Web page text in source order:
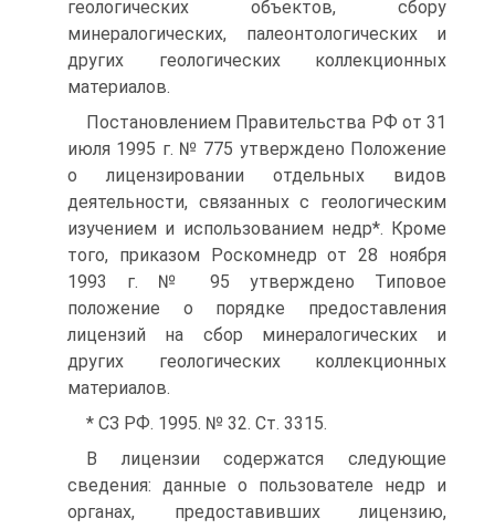
геологических объектов, сбору
минералогических, палеонтологических и
других геологических коллекционных
материалов.
Постановлением Правительства РФ от 31
июля 1995 г. № 775 утверждено Положение
о лицензировании отдельных видов
деятельности, связанных с геологическим
изучением и использованием недр*. Кроме
того, приказом Роскомнедр от 28 ноября
1993 г. № 95 утверждено Типовое
положение о порядке предоставления
лицензий на сбор минералогических и
других геологических коллекционных
материалов.
* СЗ РФ. 1995. № 32. Ст. 3315.
В лицензии содержатся следующие
сведения: данные о пользователе недр и
органах, предоставивших лицензию,